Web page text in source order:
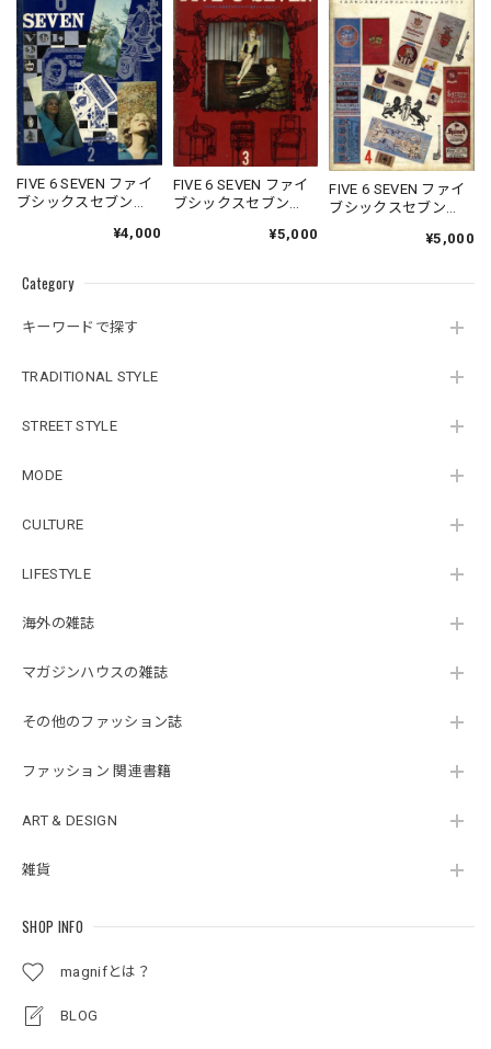
Category
キーワードで探す
TRADITIONAL STYLE
STREET STYLE
MODE
CULTURE
LIFESTYLE
海外の雑誌
マガジンハウスの雑誌
その他のファッション誌
ファッション 関連書籍
ART & DESIGN
雑貨
SHOP INFO
magnifとは？
BLOG
FIVE 6 SEVEN ファイ
ブシックスセブン
¥4,000
FIVE 6 SEVEN ファイ
ブシックスセブン
¥5,000
FIVE 6 SEVEN ファイ
ブシックスセブン
¥5,000